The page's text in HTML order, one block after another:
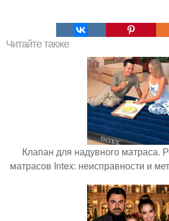
Читайте также
Клапан для надувного матраса.
матрасов Intex: неисправности и